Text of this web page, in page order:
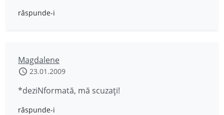
răspunde-i
Magdalene
23.01.2009
*deziNformată, mă scuzaţi!
răspunde-i